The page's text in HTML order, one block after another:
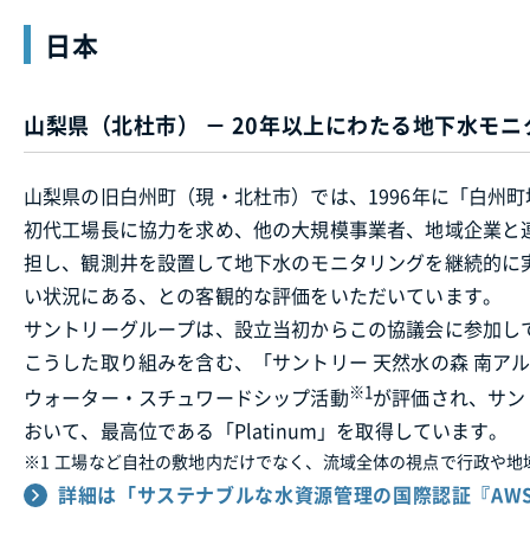
日本
山梨県（北杜市） － 20年以上にわたる地下水モ
山梨県の旧白州町（現・北杜市）では、1996年に「白州
初代工場長に協力を求め、他の大規模事業者、地域企業
担し、観測井を設置して地下水のモニタリングを継続的
い状況にある、との客観的な評価をいただいています。
サントリーグループは、設立当初からこの協議会に参加
こうした取り組みを含む、「サントリー 天然水の森 南
ウォーター・スチュワードシップ活動※1が評価され、サ
おいて、最高位である「Platinum」を取得しています。
※1 工場など自社の敷地内だけでなく、流域全体の視点で行政や
詳細は「サステナブルな水資源管理の国際認証『